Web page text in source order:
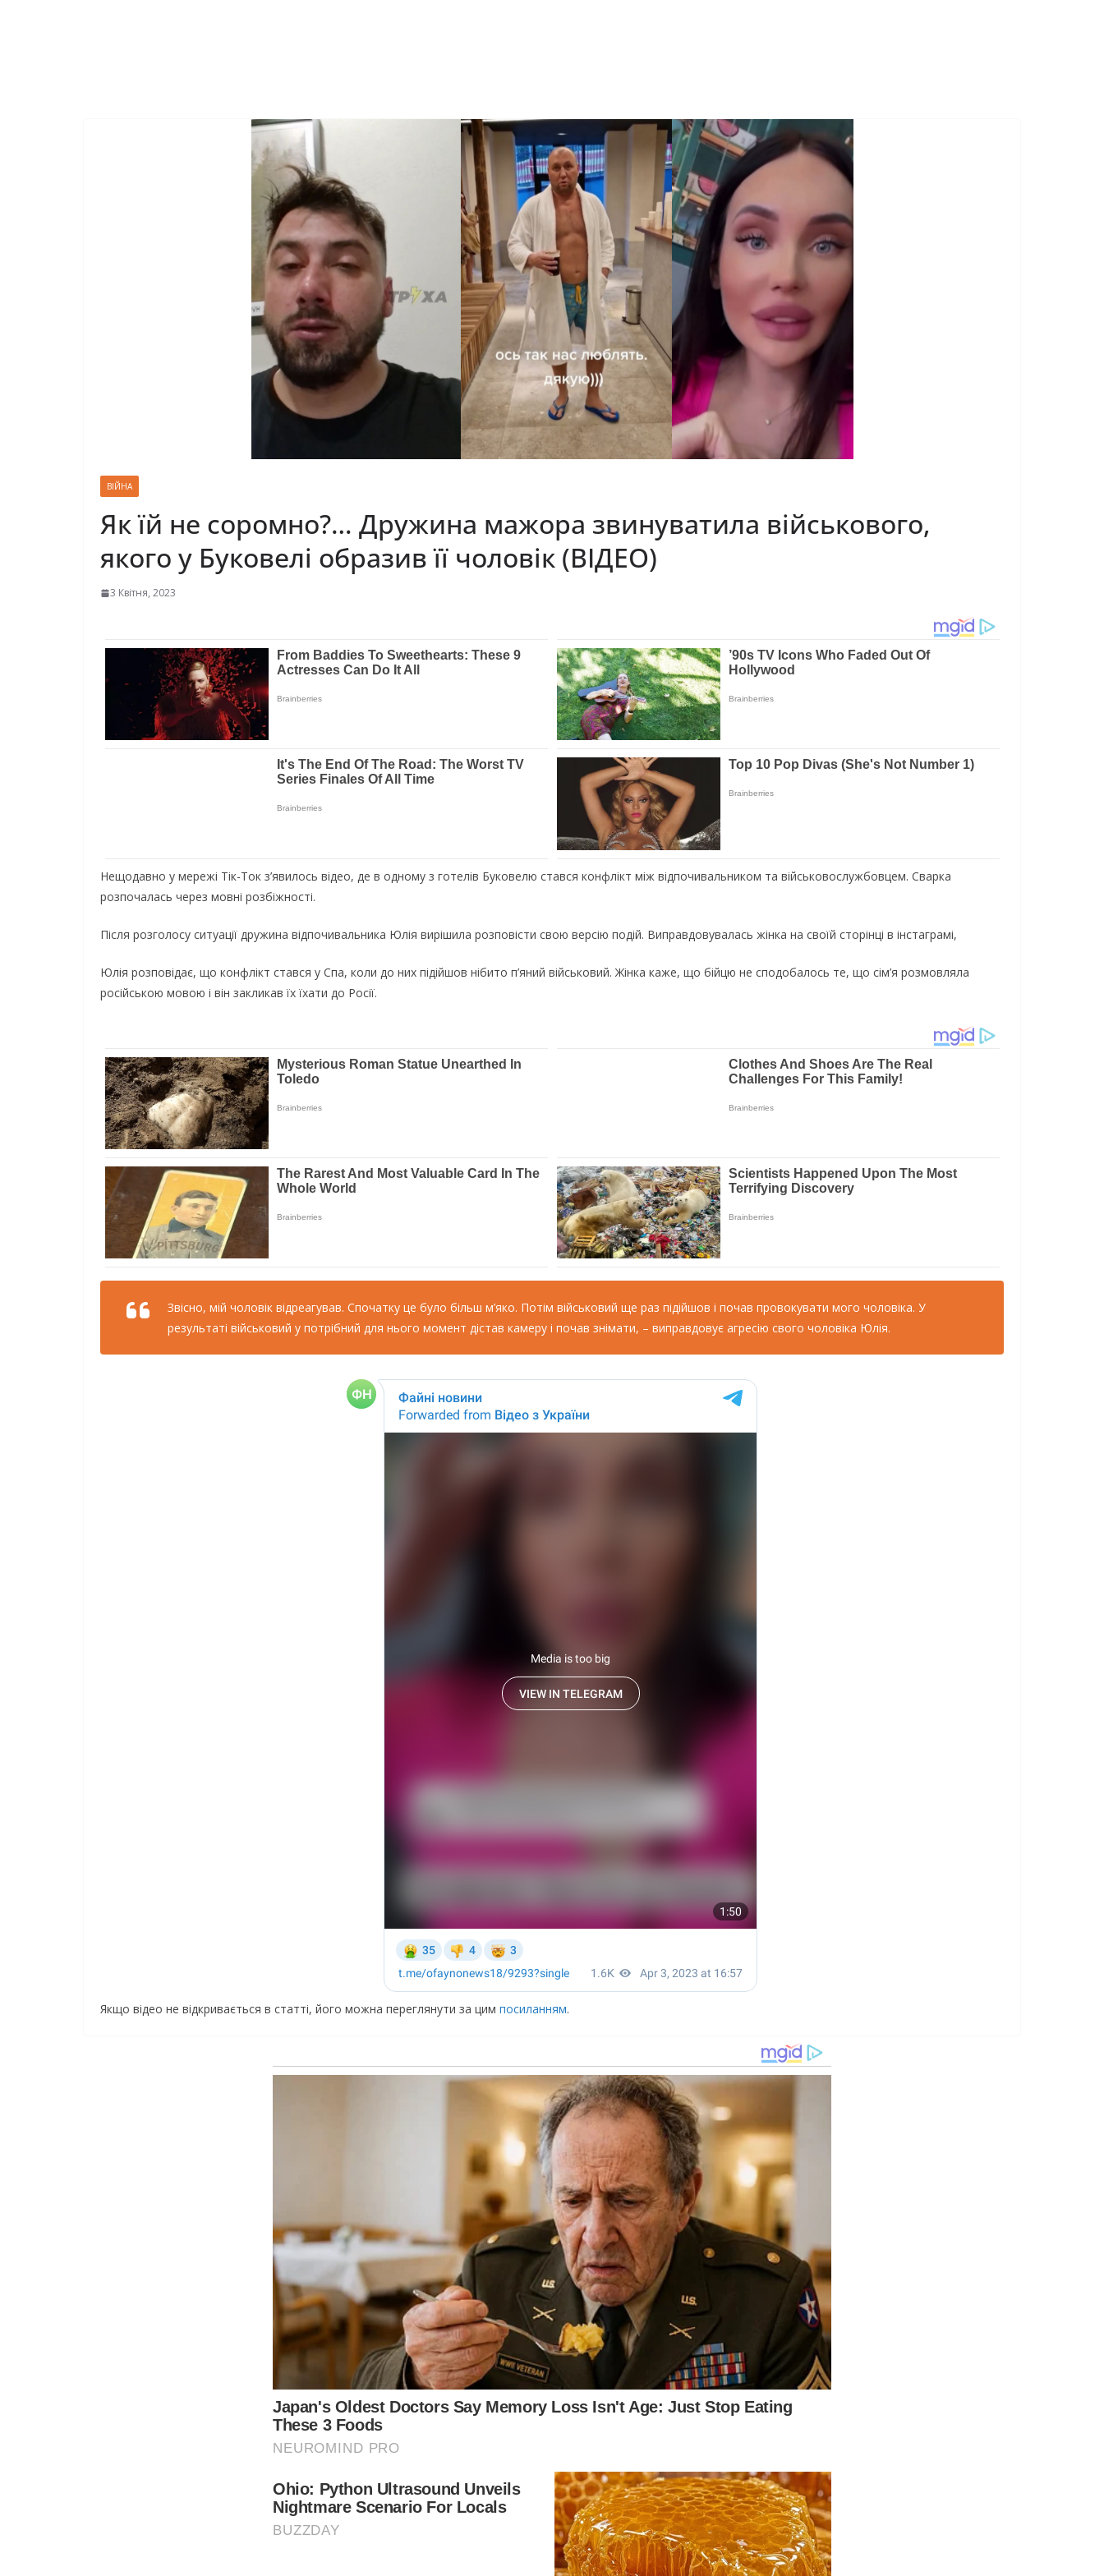
ВІЙНА
Як їй не соромно?… Дружина мажора звинуватила військового,
якого у Буковелі образив її чоловік (ВІДЕО)
3 Квітня, 2023
Нещодавно у мережі Тік-Ток з’явилось відео, де в одному з готелів Буковелю стався конфлікт між відпочивальником та військовослужбовцем. Сварка
розпочалась через мовні розбіжності.
Після розголосу ситуації дружина відпочивальника Юлія вирішила розповісти свою версію подій. Виправдовувалась жінка на своїй сторінці в інстаграмі,
Юлія розповідає, що конфлікт стався у Спа, коли до них підійшов нібито п’яний військовий. Жінка каже, що бійцю не сподобалось те, що сім’я розмовляла
російською мовою і він закликав їх їхати до Росії.
Звісно, мій чоловік відреагував. Спочатку це було більш м’яко. Потім військовий ще раз підійшов і почав провокувати мого чоловіка. У
результаті військовий у потрібний для нього момент дістав камеру і почав знімати, – виправдовує агресію свого чоловіка Юлія.
Якщо відео не відкривається в статті, його можна переглянути за цим посиланням.